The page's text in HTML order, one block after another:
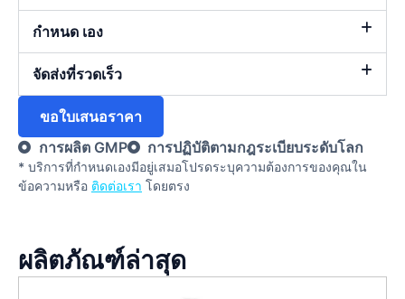
กำหนด เอง
จัดส่งที่รวดเร็ว
ขอใบเสนอราคา
การผลิต GMP
การปฏิบัติตามกฎระเบียบระดับโลก
* บริการที่กําหนดเองมีอยู่เสมอโปรดระบุความต้องการของคุณใน
ข้อความหรือ ติดต่อเรา โดยตรง
ผลิตภัณฑ์ล่าสุด